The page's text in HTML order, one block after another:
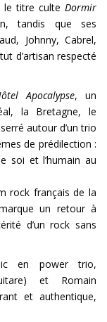
le titre culte Dormir
tandis que ses
Johnny, Cabrel,
d’artisan respecté
Apocalypse, un
la Bretagne, le
autour d’un trio
de prédilection :
soi et l’humain au
rock français de la
un retour à
d’un rock sans
en power trio,
et Romain
et authentique,